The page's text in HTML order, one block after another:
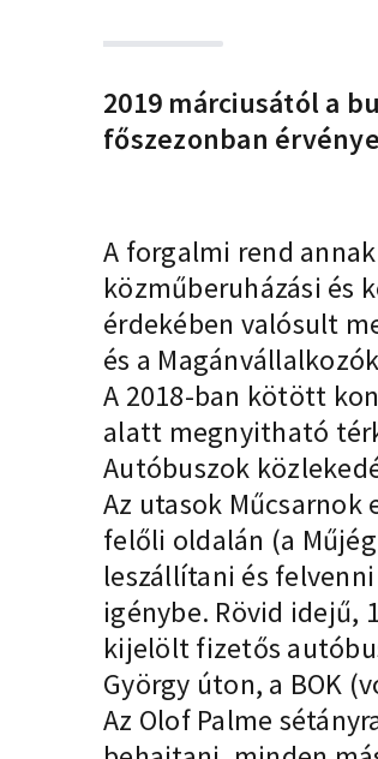
2019 márciusától a
főszezonban
A forgalmi rend
közműberuházási és
érdekében valósult
és a
A 2018-ban kötött
alatt megnyitható
Autóbuszok
Az utasok
felőli oldalán (a
leszállítani és
igénybe. Rövid idejű,
kijelölt fizetős
György úton, a BOK
Az Olof Palme